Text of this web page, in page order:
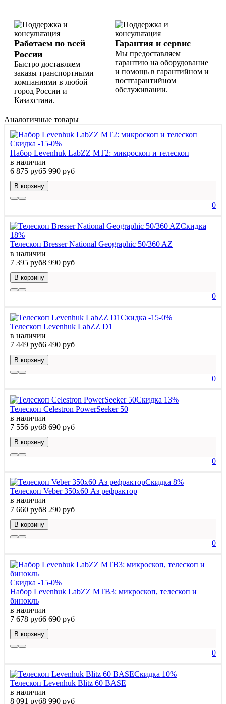
Работаем по всей
России
Быстро доставляем
заказы транспортными
компаниями в любой
город России и
Казахстана.
Гарантия и сервис
Мы предоставляем
гарантию на оборудование
и помощь в гарантийном и
постгарантийном
обслуживании.
Аналогичные товары
Скидка -15-0%
Набор Levenhuk LabZZ MT2: микроскоп и телескоп
в наличии
6 875 руб5 990 руб
В корзину
0
Скидка
18%
Телескоп Bresser National Geographic 50/360 AZ
в наличии
7 395 руб8 990 руб
В корзину
0
Скидка -15-0%
Телескоп Levenhuk LabZZ D1
в наличии
7 449 руб6 490 руб
В корзину
0
Скидка 13%
Телескоп Celestron PowerSeeker 50
в наличии
7 556 руб8 690 руб
В корзину
0
Скидка 8%
Телескоп Veber 350x60 Аз рефрактор
в наличии
7 660 руб8 290 руб
В корзину
0
Скидка -15-0%
Набор Levenhuk LabZZ MTВ3: микроскоп, телескоп и
бинокль
в наличии
7 678 руб6 690 руб
В корзину
0
Скидка 10%
Телескоп Levenhuk Blitz 60 BASE
в наличии
8 091 руб8 990 руб